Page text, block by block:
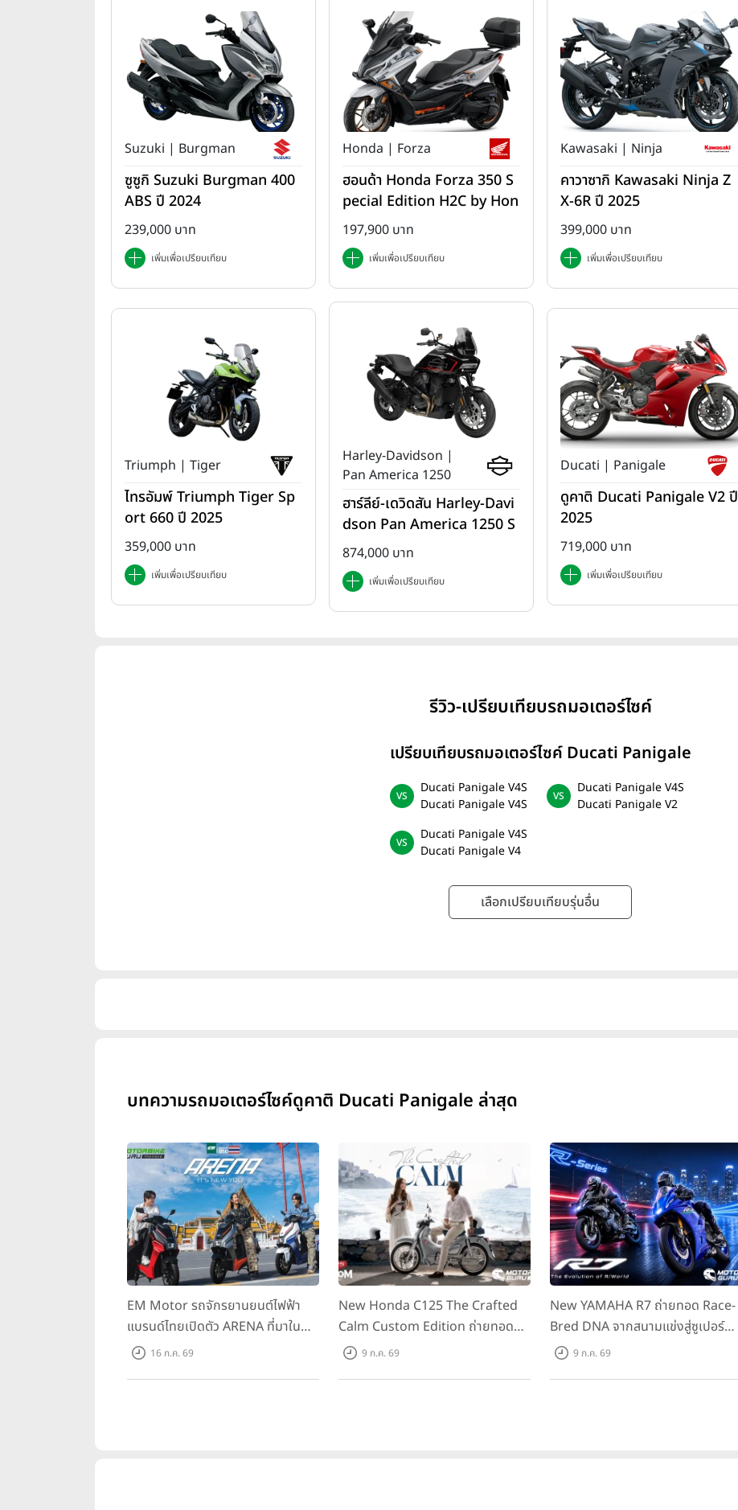
Suzuki | Burgman
ซูซูกิ Suzuki Burgman 400
ABS ปี 2024
239,000 บาท
เพิ่มเพื่อเปรียบเทียบ
Honda | Forza
ฮอนด้า Honda Forza 350 S
pecial Edition H2C by Hon
da ปี 2025
197,900 บาท
เพิ่มเพื่อเปรียบเทียบ
Kawasaki | Ninja
คาวาซากิ Kawasaki Ninja Z
X-6R ปี 2025
399,000 บาท
เพิ่มเพื่อเปรียบเทียบ
Triumph | Tiger
ไทรอัมพ์ Triumph Tiger Sp
ort 660 ปี 2025
359,000 บาท
เพิ่มเพื่อเปรียบเทียบ
Harley-Davidson |
Pan America 1250
ฮาร์ลีย์-เดวิดสัน Harley-Davi
dson Pan America 1250 S
T ปี 2025
874,000 บาท
เพิ่มเพื่อเปรียบเทียบ
Ducati | Panigale
ดูคาติ Ducati Panigale V2 ปี
2025
719,000 บาท
เพิ่มเพื่อเปรียบเทียบ
รีวิว-เปรียบเทียบรถมอเตอร์ไซค์
เปรียบเทียบรถมอเตอร์ไซค์ Ducati Panigale
Ducati Panigale V4S
Ducati Panigale V4S
Ducati Panigale V4S
Ducati Panigale V2
Ducati Panigale V4S
Ducati Panigale V4
เลือกเปรียบเทียบรุ่นอื่น
บทความรถมอเตอร์ไซค์ดูคาติ Ducati Panigale ล่าสุด
EM Motor รถจักรยานยนต์ไฟฟ้า
แบรนด์ไทยเปิดตัว ARENA ที่มาใน
ราคาพิเศษ 55,500 บาท สำหรับลูกค้า
16 ก.ค. 69
New Honda C125 The Crafted
Calm Custom Edition ถ่ายทอด
ความคลาสสิกด้วยคู่สีพิเศษ มากับ
9 ก.ค. 69
New YAMAHA R7 ถ่ายทอด Race-
Bred DNA จากสนามแข่งสู่ซูเปอร์
สปอร์ตคลาสกลางที่เข้าถึงได้จริง ใน
9 ก.ค. 69